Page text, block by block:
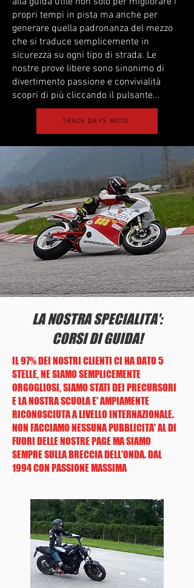
propri tempi in pista ma anche per
generare quella padronanza del mezzo
che si traduce semplicemente in
sicurezza su ogni tipo di strada. Le
nostre prove libere sono sinonimo di
divertimento passione e convivialità
scopri di più cliccando il pulsante...
TRACK DAYS MOTO
LA NOSTRA SPECIALITA':
CORSI DI GUIDA!
IL 97% DEI NOSTRI CLIENTI CI HA DATO 5
STELLE, NE SIAMO SEMPLICEMENTE
ORGOGLIOSI, SIAMO STATI DEI PRECURSORI
E LA NOSTRA SCUOLA E' AMPIAMENTE
RICONOSCIUTA A LIVELLO INTERNAZIONALE.
NON FACCIAMO NESSUNA PUBBLICITA' AL DI
FUORI DELLE NOSTRE PAGE MA SIAMO
SEMPRE SULLA BRECCIA DELL'ONDA. DAL
1994 CON PASSIONE MASSIMA